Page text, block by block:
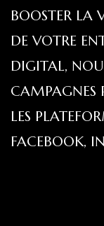
BOOSTER LA
DE VOTRE
DIGITAL,
CAMPAGNES
LES
FACEBOOK,